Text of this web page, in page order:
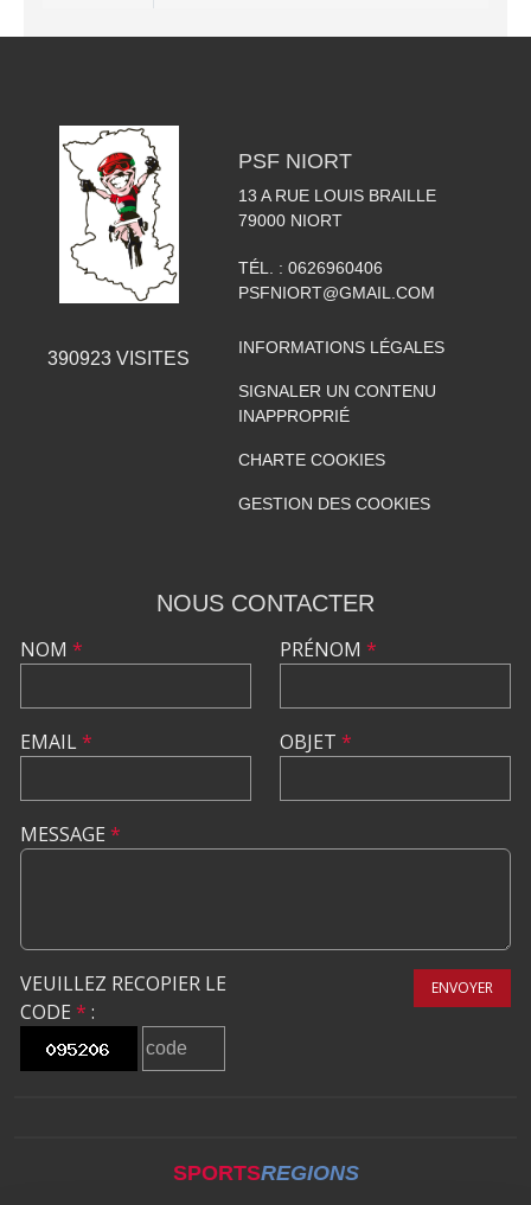
390923 VISITES
PSF NIORT
13 A RUE LOUIS BRAILLE
79000 NIORT
TÉL. : 0626960406
PSFNIORT@GMAIL.COM
INFORMATIONS LÉGALES
SIGNALER UN CONTENU
INAPPROPRIÉ
CHARTE COOKIES
GESTION DES COOKIES
NOUS CONTACTER
NOM *
EMAIL*
PRÉNOM *
OBJET *
MESSAGE *
VEUILLEZ RECOPIER LE
CODE * :
ENVOYER
SPORTSREGIONS